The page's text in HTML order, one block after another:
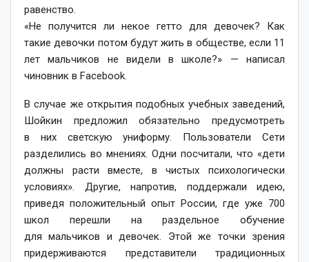
равенство.
«Не получится ли некое гетто для девочек? Как
такие девочки потом будут жить в обществе, если 11
лет мальчиков не видели в школе?» — написал
чиновник в Facebook.
В случае же открытия подобных учебных заведений,
Шойкин предложил обязательно предусмотреть
в них светскую униформу. Пользователи Сети
разделились во мнениях. Одни посчитали, что «дети
должны расти вместе, в чистых психологически
условиях». Другие, напротив, поддержали идею,
приведя положительный опыт России, где уже 700
школ перешли на раздельное обучение
для мальчиков и девочек. Этой же точки зрения
придерживаются представители традиционных